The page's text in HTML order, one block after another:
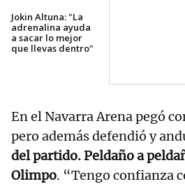
Jokin Altuna: "La
adrenalina ayuda
a sacar lo mejor
que llevas dentro"
En el Navarra Arena pegó
pero además defendió y
del partido. Peldaño a
Olimpo. “Tengo confianza